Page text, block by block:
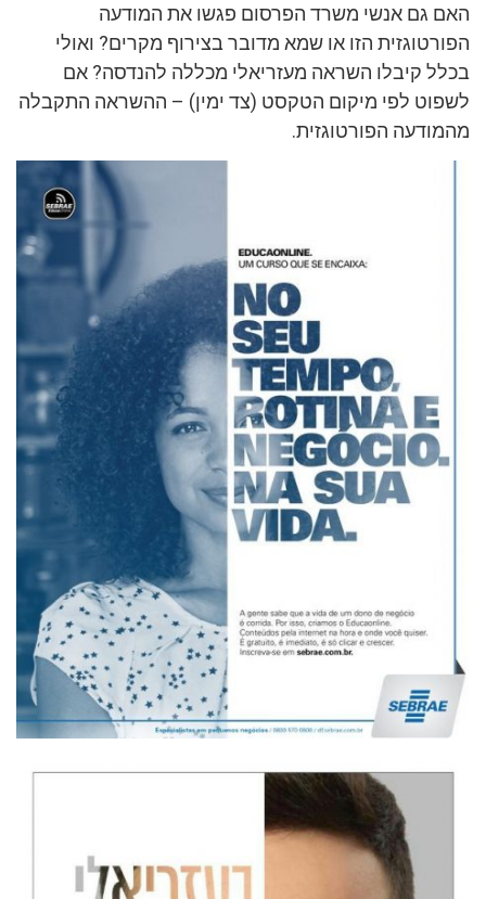
האם גם אנשי משרד הפרסום פגשו את המודעה
הפורטוגזית הזו או שמא מדובר בצירוף מקרים? ואולי
בכלל קיבלו השראה מעזריאלי מכללה להנדסה? אם
לשפוט לפי מיקום הטקסט (צד ימין) – ההשראה התקבלה
מהמודעה הפורטוגזית.